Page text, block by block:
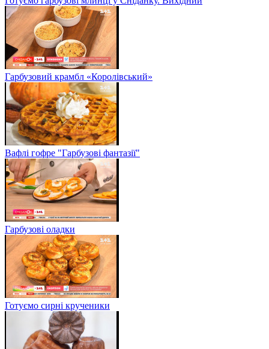
Гарбузовий крамбл «Королівський»
Вафлі гофре "Гарбузові фантазії"
Гарбузові оладки
Готуємо сирні крученики